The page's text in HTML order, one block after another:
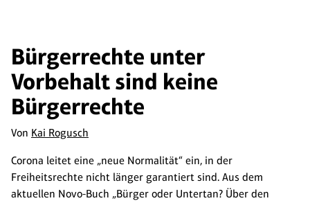
Bürgerrechte unter
Vorbehalt sind keine
Bürgerrechte
Von Kai Rogusch
Corona leitet eine „neue Normalität“ ein, in der
Freiheitsrechte nicht länger garantiert sind. Aus dem
aktuellen Novo-Buch „Bürger oder Untertan? Über den